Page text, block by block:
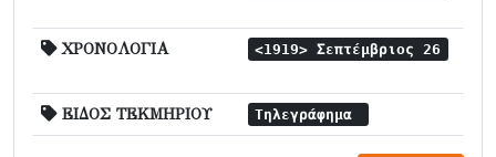
ΧΡΟΝΟΛΟΓΙΑ <1919> Σεπτέμβριος 26
ΕΙΔΟΣ ΤΕΚΜΗΡΙΟΥ Τηλεγράφημα